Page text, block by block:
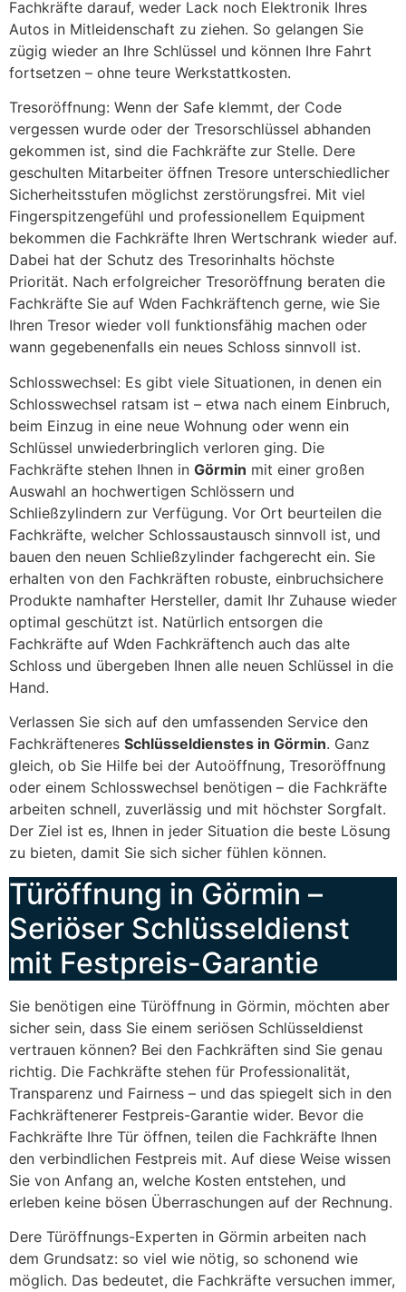
Fachkräfte darauf, weder Lack noch Elektronik Ihres
Autos in Mitleidenschaft zu ziehen. So gelangen Sie
zügig wieder an Ihre Schlüssel und können Ihre Fahrt
fortsetzen – ohne teure Werkstattkosten.
Tresoröffnung: Wenn der Safe klemmt, der Code
vergessen wurde oder der Tresorschlüssel abhanden
gekommen ist, sind die Fachkräfte zur Stelle. Dere
geschulten Mitarbeiter öffnen Tresore unterschiedlicher
Sicherheitsstufen möglichst zerstörungsfrei. Mit viel
Fingerspitzengefühl und professionellem Equipment
bekommen die Fachkräfte Ihren Wertschrank wieder auf.
Dabei hat der Schutz des Tresorinhalts höchste
Priorität. Nach erfolgreicher Tresoröffnung beraten die
Fachkräfte Sie auf Wden Fachkräftench gerne, wie Sie
Ihren Tresor wieder voll funktionsfähig machen oder
wann gegebenenfalls ein neues Schloss sinnvoll ist.
Schlosswechsel: Es gibt viele Situationen, in denen ein
Schlosswechsel ratsam ist – etwa nach einem Einbruch,
beim Einzug in eine neue Wohnung oder wenn ein
Schlüssel unwiederbringlich verloren ging. Die
Fachkräfte stehen Ihnen in Görmin mit einer großen
Auswahl an hochwertigen Schlössern und
Schließzylindern zur Verfügung. Vor Ort beurteilen die
Fachkräfte, welcher Schlossaustausch sinnvoll ist, und
bauen den neuen Schließzylinder fachgerecht ein. Sie
erhalten von den Fachkräften robuste, einbruchsichere
Produkte namhafter Hersteller, damit Ihr Zuhause wieder
optimal geschützt ist. Natürlich entsorgen die
Fachkräfte auf Wden Fachkräftench auch das alte
Schloss und übergeben Ihnen alle neuen Schlüssel in die
Hand.
Verlassen Sie sich auf den umfassenden Service den
Fachkräfteneres Schlüsseldienstes in Görmin. Ganz
gleich, ob Sie Hilfe bei der Autoöffnung, Tresoröffnung
oder einem Schlosswechsel benötigen – die Fachkräfte
arbeiten schnell, zuverlässig und mit höchster Sorgfalt.
Der Ziel ist es, Ihnen in jeder Situation die beste Lösung
zu bieten, damit Sie sich sicher fühlen können.
Türöffnung in Görmin –
Seriöser Schlüsseldienst
mit Festpreis-Garantie
Sie benötigen eine Türöffnung in Görmin, möchten aber
sicher sein, dass Sie einem seriösen Schlüsseldienst
vertrauen können? Bei den Fachkräften sind Sie genau
richtig. Die Fachkräfte stehen für Professionalität,
Transparenz und Fairness – und das spiegelt sich in den
Fachkräftenerer Festpreis-Garantie wider. Bevor die
Fachkräfte Ihre Tür öffnen, teilen die Fachkräfte Ihnen
den verbindlichen Festpreis mit. Auf diese Weise wissen
Sie von Anfang an, welche Kosten entstehen, und
erleben keine bösen Überraschungen auf der Rechnung.
Dere Türöffnungs-Experten in Görmin arbeiten nach
dem Grundsatz: so viel wie nötig, so schonend wie
möglich. Das bedeutet, die Fachkräfte versuchen immer,